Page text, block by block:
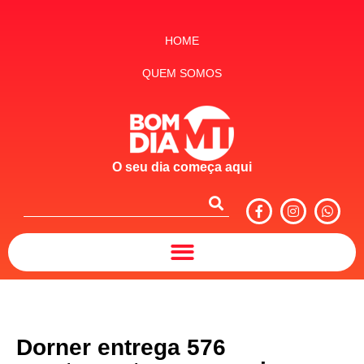
HOME
QUEM SOMOS
O seu dia começa aqui
Dorner entrega 576